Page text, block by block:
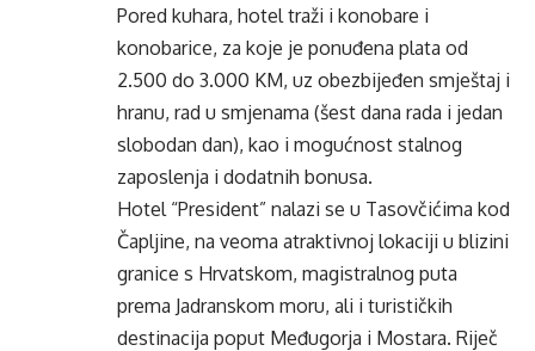
Pored kuhara, hotel traži i konobare i
konobarice, za koje je ponuđena plata od
2.500 do 3.000 KM, uz obezbijeđen smještaj i
hranu, rad u smjenama (šest dana rada i jedan
slobodan dan), kao i mogućnost stalnog
zaposlenja i dodatnih bonusa.
Hotel “President” nalazi se u Tasovčićima kod
Čapljine, na veoma atraktivnoj lokaciji u blizini
granice s Hrvatskom, magistralnog puta
prema Jadranskom moru, ali i turističkih
destinacija poput Međugorja i Mostara. Riječ